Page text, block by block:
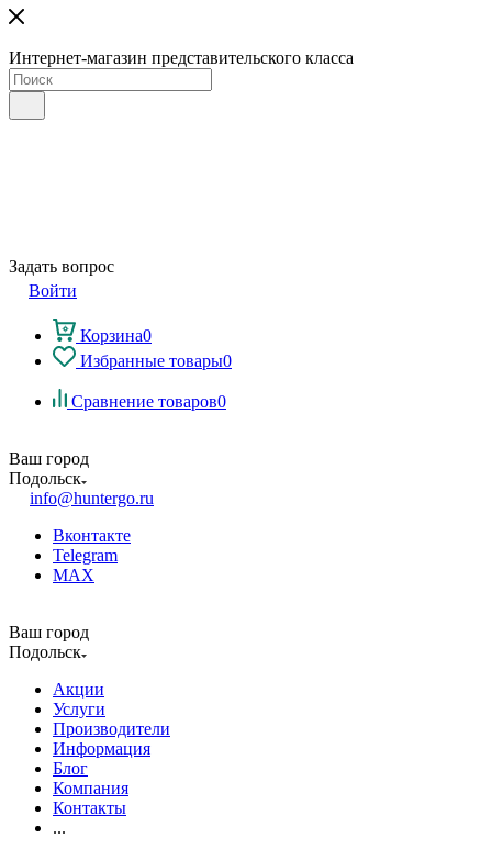
Интернет-магазин представительского класса
Задать вопрос
Войти
Корзина0
Избранные товары0
Сравнение товаров0
Ваш город
Подольск
info@huntergo.ru
Вконтакте
Telegram
MAX
Ваш город
Подольск
Акции
Услуги
Производители
Информация
Блог
Компания
Контакты
...